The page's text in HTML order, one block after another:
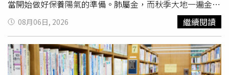
當開始做好保養陽氣的準備。肺屬金，而秋季大地一遍金
黃，故肺主秋季。另外秋季主收，燥為秋季之主氣，而肺為
「嬌臟」不耐寒熱，故很容易被秋燥所傷，因此需要潤燥、
養陰、潤肺。而秋天屬金，金克木，所以秋天這種氣會抑制
你的肝氣、肝血的生發。肝開竅於目，所以這時候呢眼睛的
視力就會有所下降，因此立秋養生重在養肺護肝。2026年
08月06日, 2026 繼續閱讀